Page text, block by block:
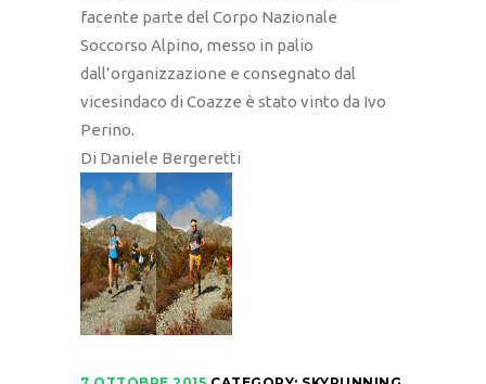
facente parte del Corpo Nazionale
Soccorso Alpino, messo in palio
dall’organizzazione e consegnato dal
vicesindaco di Coazze è stato vinto da Ivo
Perino.
Di Daniele Bergeretti